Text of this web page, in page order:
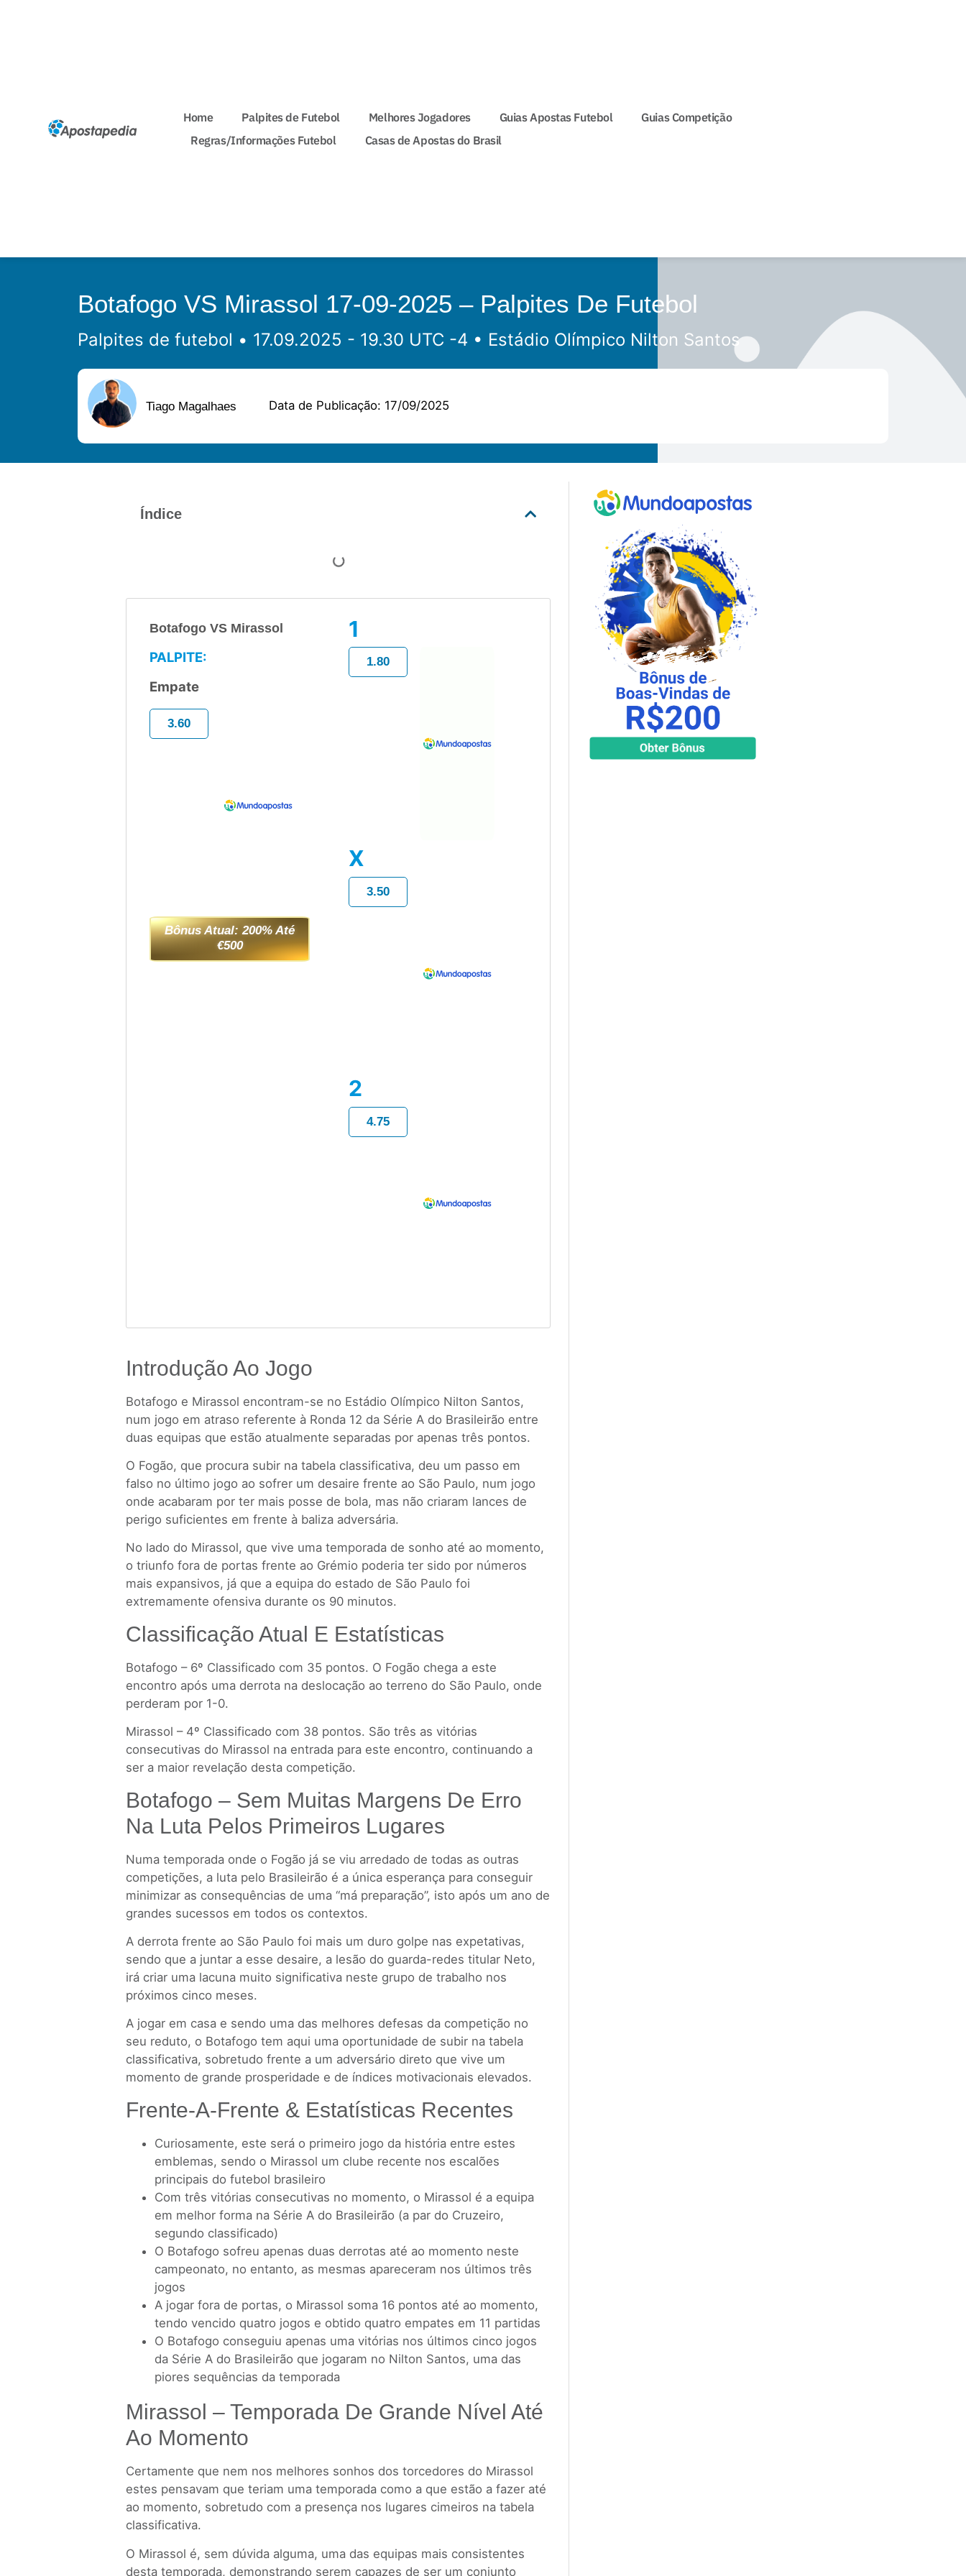
Home Palpites de Futebol Melhores Jogadores Guias Apostas Futebol
Guias Competição
Regras/Informações Futebol
Casas de Apostas do Brasil
Botafogo VS Mirassol 17-09-2025 – Palpites De Futebol
Palpites de futebol Estádio Olímpico Nilton Santos
Tiago Magalhaes Data de Publicação: 17/09/2025
Índice
Botafogo VS Mirassol
PALPITE:
Empate
3.60
Bônus Atual: 200% Até
€500
1
1.80
X
3.50
2
4.75
Introdução Ao Jogo
Botafogo e Mirassol encontram-se no Estádio Olímpico Nilton Santos,
num jogo em atraso referente à Ronda 12 da Série A do Brasileirão entre
duas equipas que estão atualmente separadas por apenas três pontos.
O Fogão, que procura subir na tabela classificativa, deu um passo em
falso no último jogo ao sofrer um desaire frente ao São Paulo, num jogo
onde acabaram por ter mais posse de bola, mas não criaram lances de
perigo suficientes em frente à baliza adversária.
No lado do Mirassol, que vive uma temporada de sonho até ao momento,
o triunfo fora de portas frente ao Grémio poderia ter sido por números
mais expansivos, já que a equipa do estado de São Paulo foi
extremamente ofensiva durante os 90 minutos.
Classificação Atual E Estatísticas
Botafogo – 6º Classificado com 35 pontos. O Fogão chega a este
encontro após uma derrota na deslocação ao terreno do São Paulo, onde
perderam por 1-0.
Mirassol – 4º Classificado com 38 pontos. São três as vitórias
consecutivas do Mirassol na entrada para este encontro, continuando a
ser a maior revelação desta competição.
Botafogo – Sem Muitas Margens De Erro
Na Luta Pelos Primeiros Lugares
Numa temporada onde o Fogão já se viu arredado de todas as outras
competições, a luta pelo Brasileirão é a única esperança para conseguir
minimizar as consequências de uma “má preparação”, isto após um ano de
grandes sucessos em todos os contextos.
A derrota frente ao São Paulo foi mais um duro golpe nas expetativas,
sendo que a juntar a esse desaire, a lesão do guarda-redes titular Neto,
irá criar uma lacuna muito significativa neste grupo de trabalho nos
próximos cinco meses.
A jogar em casa e sendo uma das melhores defesas da competição no
seu reduto, o Botafogo tem aqui uma oportunidade de subir na tabela
classificativa, sobretudo frente a um adversário direto que vive um
momento de grande prosperidade e de índices motivacionais elevados.
Frente-A-Frente & Estatísticas Recentes
Curiosamente, este será o primeiro jogo da história entre estes
emblemas, sendo o Mirassol um clube recente nos escalões
principais do futebol brasileiro
Com três vitórias consecutivas no momento, o Mirassol é a equipa
em melhor forma na Série A do Brasileirão (a par do Cruzeiro,
segundo classificado)
O Botafogo sofreu apenas duas derrotas até ao momento neste
campeonato, no entanto, as mesmas apareceram nos últimos três
jogos
A jogar fora de portas, o Mirassol soma 16 pontos até ao momento,
tendo vencido quatro jogos e obtido quatro empates em 11 partidas
O Botafogo conseguiu apenas uma vitórias nos últimos cinco jogos
da Série A do Brasileirão que jogaram no Nilton Santos, uma das
piores sequências da temporada
Mirassol – Temporada De Grande Nível Até
Ao Momento
Certamente que nem nos melhores sonhos dos torcedores do Mirassol
estes pensavam que teriam uma temporada como a que estão a fazer até
ao momento, sobretudo com a presença nos lugares cimeiros na tabela
classificativa.
O Mirassol é, sem dúvida alguma, uma das equipas mais consistentes
desta temporada, demonstrando serem capazes de ser um conjunto